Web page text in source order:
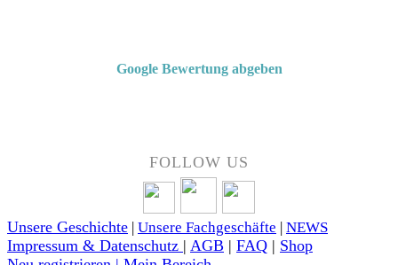
Google Bewertung abgeben
FOLLOW US
Unsere Geschichte | Unsere Fachgeschäfte | NEWS
Impressum & Datenschutz | AGB | FAQ | Shop